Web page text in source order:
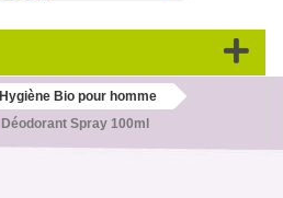
Hygiène Bio pour homme
Déodorant Spray 100ml